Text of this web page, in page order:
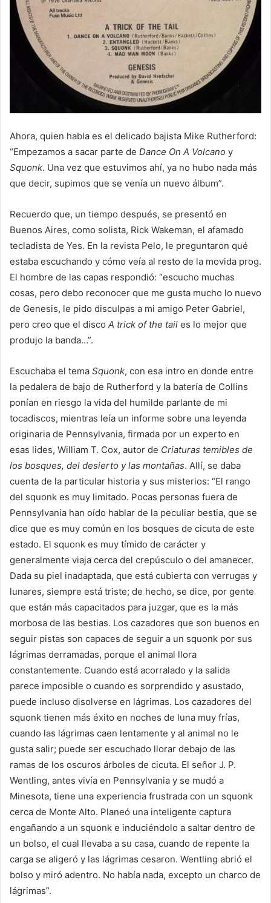
Ahora, quien habla es el delicado bajista Mike Rutherford:
“Empezamos a sacar parte de Dance On A Volcano y
Squonk. Una vez que estuvimos ahí, ya no hubo nada más
que decir, supimos que se venía un nuevo álbum”.
Recuerdo que, un tiempo después, se presentó en
Buenos Aires, como solista, Rick Wakeman, el afamado
tecladista de Yes. En la revista Pelo, le preguntaron qué
estaba escuchando y cómo veía al resto de la movida prog.
El hombre de las capas respondió: “escucho muchas
cosas, pero debo reconocer que me gusta mucho lo nuevo
de Genesis, le pido disculpas a mi amigo Peter Gabriel,
pero creo que el disco A trick of the tail es lo mejor que
produjo la banda…”.
Escuchaba el tema Squonk, con esa intro en donde entre
la pedalera de bajo de Rutherford y la batería de Collins
ponían en riesgo la vida del humilde parlante de mi
tocadiscos, mientras leía un informe sobre una leyenda
originaria de Pennsylvania, firmada por un experto en
esas lides, William T. Cox, autor de Criaturas temibles de
los bosques, del desierto y las montañas. Allí, se daba
cuenta de la particular historia y sus misterios: “El rango
del squonk es muy limitado. Pocas personas fuera de
Pennsylvania han oído hablar de la peculiar bestia, que se
dice que es muy común en los bosques de cicuta de este
estado. El squonk es muy tímido de carácter y
generalmente viaja cerca del crepúsculo o del amanecer.
Dada su piel inadaptada, que está cubierta con verrugas y
lunares, siempre está triste; de hecho, se dice, por gente
que están más capacitados para juzgar, que es la más
morbosa de las bestias. Los cazadores que son buenos en
seguir pistas son capaces de seguir a un squonk por sus
lágrimas derramadas, porque el animal llora
constantemente. Cuando está acorralado y la salida
parece imposible o cuando es sorprendido y asustado,
puede incluso disolverse en lágrimas. Los cazadores del
squonk tienen más éxito en noches de luna muy frías,
cuando las lágrimas caen lentamente y al animal no le
gusta salir; puede ser escuchado llorar debajo de las
ramas de los oscuros árboles de cicuta. El señor J. P.
Wentling, antes vivía en Pennsylvania y se mudó a
Minesota, tiene una experiencia frustrada con un squonk
cerca de Monte Alto. Planeó una inteligente captura
engañando a un squonk e induciéndolo a saltar dentro de
un bolso, el cual llevaba a su casa, cuando de repente la
carga se aligeró y las lágrimas cesaron. Wentling abrió el
bolso y miró adentro. No había nada, excepto un charco de
lágrimas”.